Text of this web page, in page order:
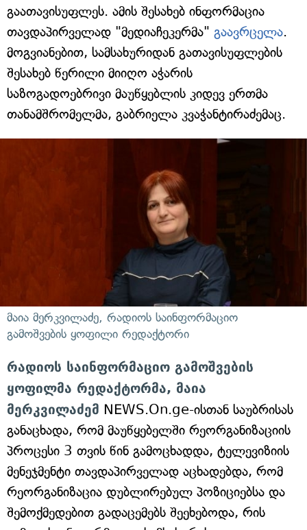
გაათავისუფლეს. ამის შესახებ ინფორმაცია
თავდაპირველად "მედიაჩეკერმა" გაავრცელა.
მოგვიანებით, სამსახურიდან გათავისუფლების
შესახებ წერილი მიიღო აჭარის
საზოგადოებრივი მაუწყებლის კიდევ ერთმა
თანამშრომელმა, გაბრიელა კვაჭანტირაძემაც.
მაია მერკვილაძე, რადიოს საინფორმაციო
გამოშვების ყოფილი რედაქტორი
რადიოს საინფორმაციო გამოშვების
ყოფილმა რედაქტორმა, მაია
მერკვილაძემ NEWS.On.ge-ისთან საუბრისას
განაცხადა, რომ მაუწყებელში რეორგანიზაციის
პროცესი 3 თვის წინ გამოცხადდა, ტელევიზიის
მენეჯმენტი თავდაპირველად აცხადებდა, რომ
რეორგანიზაცია დუბლირებულ პოზიციებსა და
შემოქმედებით გადაცემებს შეეხებოდა, რის